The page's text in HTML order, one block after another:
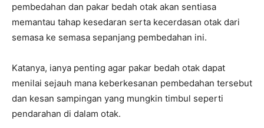
pembedahan dan pakar bedah otak akan sentiasa
memantau tahap kesedaran serta kecerdasan otak dari
semasa ke semasa sepanjang pembedahan ini.
Katanya, ianya penting agar pakar bedah otak dapat
menilai sejauh mana keberkesanan pembedahan tersebut
dan kesan sampingan yang mungkin timbul seperti
pendarahan di dalam otak.